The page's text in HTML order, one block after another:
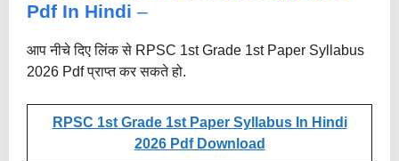
Pdf In Hindi –
आप नीचे दिए लिंक से RPSC 1st Grade 1st Paper Syllabus
2026 Pdf प्राप्त कर सकते हो.
RPSC 1st Grade 1st Paper Syllabus In Hindi
2026 Pdf Download